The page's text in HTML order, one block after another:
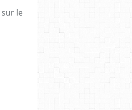
sur le